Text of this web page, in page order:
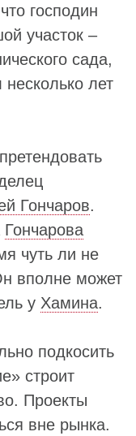
господин
участок –
сада,
лет
Гончаров.
Гончарова
чуть ли не
вполне может
у Хамина.
подкосить
строит
Проекты
вне рынка.